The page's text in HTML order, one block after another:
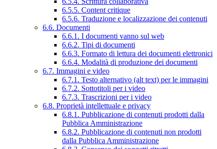
6.5.5. Content critique
6.5.6. Traduzione e localizzazione dei contenuti
6.6. Documenti
6.6.1. I documenti vanno sul web
6.6.2. Tipi di documenti
6.6.3. Formato di lettura dei documenti elettronici
6.6.4. Modalità di produzione dei documenti
6.7. Immagini e video
6.7.1. Testo alternativo (alt text) per le immagini
6.7.2. Sottotitoli per i video
6.7.3. Trascrizioni per i video
6.8. Proprietà intellettuale e privacy
6.8.1. Pubblicazione di contenuti prodotti dalla
Pubblica Amministrazione
6.8.2. Pubblicazione di contenuti non prodotti
dalla Pubblica Amministrazione